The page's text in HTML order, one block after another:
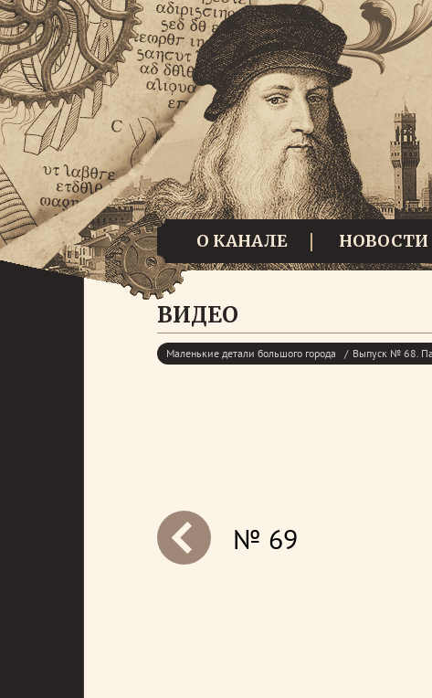
О КАНАЛЕ НОВОСТИ
ВИДЕО
Маленькие детали большого города Выпуск № 68.
№ 69